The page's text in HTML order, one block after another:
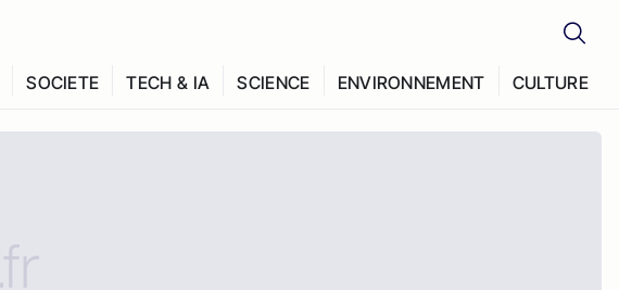
SOCIETE TECH & IA SCIENCE ENVIRONNEMENT CULTURE